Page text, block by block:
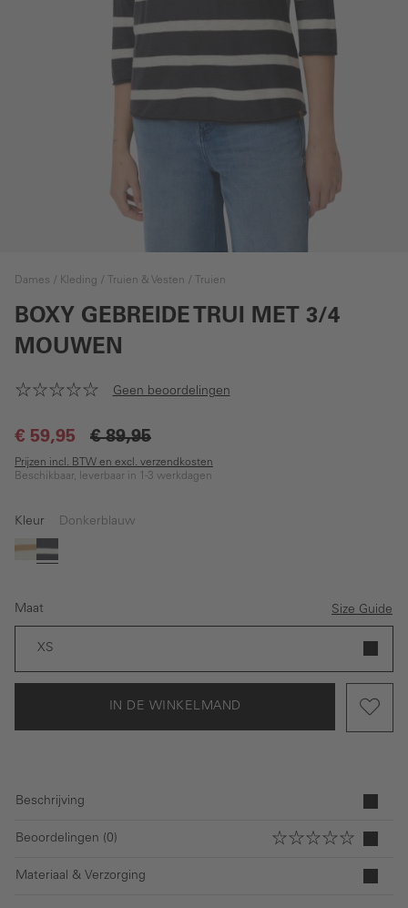
Dames Kleding Truien & Vesten Truien
BOXY GEBREIDE TRUI MET 3/4
MOUWEN
Geen beoordelingen
€ 59,95 € 89,95
Prijzen incl. BTW en excl. verzendkosten
Beschikbaar, leverbaar in 1-3 werkdagen
Kleur Donkerblauw
WitDonkerblauw
Maat Size Guide
XS
IN DE WINKELMAND
Beschrijving
Beoordelingen (0)
Materiaal & Verzorging